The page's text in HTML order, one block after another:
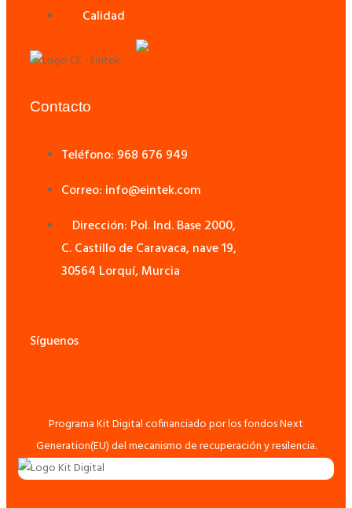
Calidad
Contacto
Teléfono: 968 676 949
Correo: info@eintek.com
Dirección: Pol. Ind. Base 2000,
C. Castillo de Caravaca, nave 19,
30564 Lorquí, Murcia
Síguenos
Programa Kit Digital cofinanciado por los fondos Next
Generation(EU) del mecanismo de recuperación y resilencia.